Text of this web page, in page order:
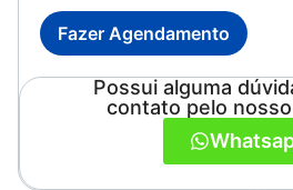
Fazer Agendamento
Possui alguma
contato pelo